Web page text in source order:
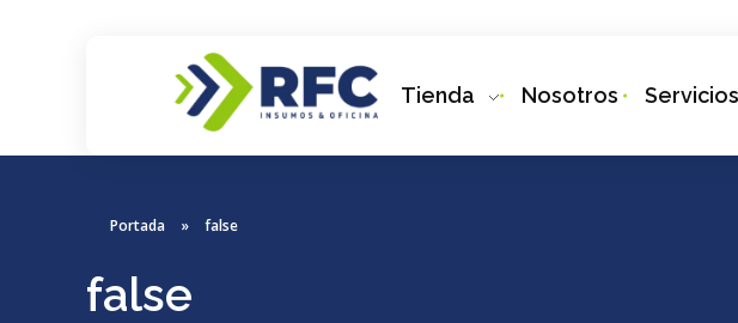
Tienda Nosotros Servicios
Portada » false
false